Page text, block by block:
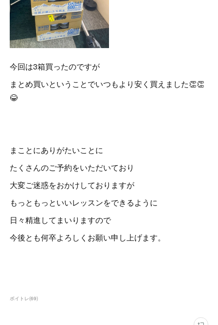
今回は3箱買ったのですが
まとめ買いということでいつもより安く買えました👏👏
😂
まことにありがたいことに
たくさんのご予約をいただいており
大変ご迷惑をおかけしておりますが
もっともっといいレッスンをできるように
日々精進してまいりますので
今後とも何卒よろしくお願い申し上げます。
ボイトレ(69)